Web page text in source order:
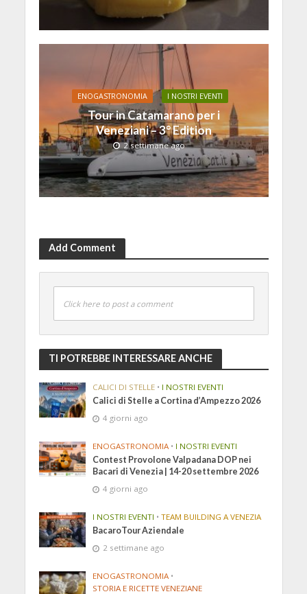
ENOGASTRONOMIA I NOSTRI EVENTI
Tour in Catamarano per i
Veneziani – 3° Edition
2 settimane ago
Add Comment
Click here to post a comment
TI POTREBBE INTERESSARE ANCHE
CALICI DI STELLE • I NOSTRI EVENTI
Calici di Stelle a Cortina d’Ampezzo 2026
4 giorni ago
ENOGASTRONOMIA • I NOSTRI EVENTI
Contest Provolone Valpadana DOP nei
Bacari di Venezia | 14-20 settembre 2026
4 giorni ago
I NOSTRI EVENTI • TEAM BUILDING A VENEZIA
BacaroTour Aziendale
2 settimane ago
ENOGASTRONOMIA •
STORIA E RICETTE VENEZIANE